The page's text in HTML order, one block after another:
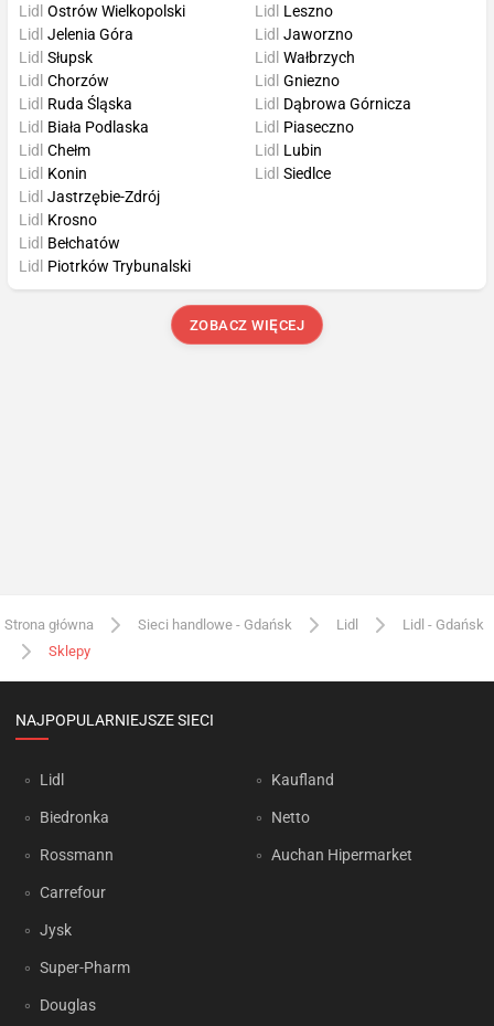
Lidl Ostrów Wielkopolski
Lidl Jelenia Góra
Lidl Słupsk
Lidl Chorzów
Lidl
Leszno
Lidl Jaworzno
Lidl Wałbrzych
Lidl Gniezno
Lidl
Ruda Śląska
Lidl
Biała Podlaska
Lidl Chełm
Lidl
Konin
Lidl
Dąbrowa Górnicza
Lidl
Piaseczno
Lidl
Lubin
Lidl Siedlce
Lidl Jastrzębie-Zdrój
Lidl
Krosno
Lidl
Bełchatów
Lidl
Piotrków Trybunalski
ZOBACZ WIĘCEJ
Strona główna Sieci handlowe - Gdańsk Lidl
Lidl - Gdańsk
Sklepy
NAJPOPULARNIEJSZE SIECI
Lidl
Biedronka
Rossmann
Carrefour
Jysk
Super-Pharm
Douglas
Kaufland
Netto
Auchan Hipermarket